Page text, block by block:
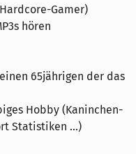
Gamer)
hören
65jährigen der das
Hobby (Kaninchen-
Statistiken ...)